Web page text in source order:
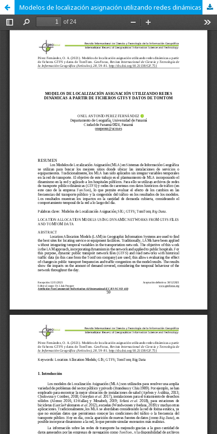
Modelos de localización asignación utilizando redes dinámicas a partir de ficheros GTFS y datos de TomTom